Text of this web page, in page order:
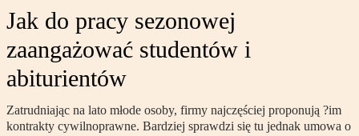
Jak do pracy sezonowej
zaangażować studentów i
abiturientów
Zatrudniając na lato młode osoby, firmy najczęściej proponują ?im
kontrakty cywilnoprawne. Bardziej sprawdzi się tu jednak umowa o